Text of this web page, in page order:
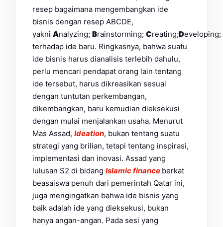
resep bagaimana mengembangkan ide
bisnis dengan resep ABCDE,
yakni Analyzing; Brainstorming; Creating;Developing;
terhadap ide baru. Ringkasnya, bahwa suatu
ide bisnis harus dianalisis terlebih dahulu,
perlu mencari pendapat orang lain tentang
ide tersebut, harus dikreasikan sesuai
dengan tuntutan perkembangan,
dikembangkan, baru kemudian dieksekusi
dengan mulai menjalankan usaha. Menurut
Mas Assad, Ideation, bukan tentang suatu
strategi yang brilian, tetapi tentang inspirasi,
implementasi dan inovasi. Assad yang
lulusan S2 di bidang Islamic finance berkat
beasaiswa penuh dari pemerintah Qatar ini,
juga mengingatkan bahwa ide bisnis yang
baik adalah ide yang dieksekusi, bukan
hanya angan-angan. Pada sesi yang